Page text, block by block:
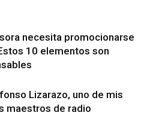
necesita promocionarse
10 elementos son
Lizarazo, uno de mis
maestros de radio